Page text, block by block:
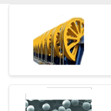
উদ্ধৃতির
আবেদন
সাইট
ম্যাপ